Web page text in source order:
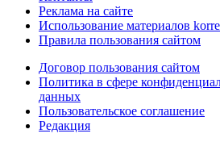
Реклама на сайте
Использование материалов
Правила пользования сайтом
Договор пользования сайтом
Политика в сфере
данных
Пользовательское соглашение
Редакция